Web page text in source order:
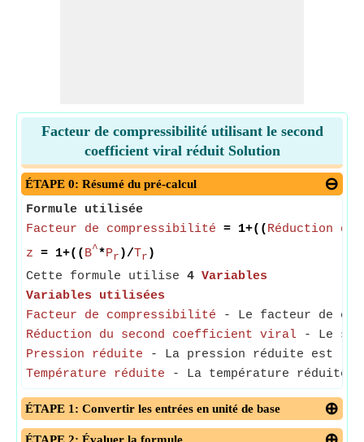
Facteur de compressibilité utilisant le second
coefficient viral réduit Solution
ÉTAPE 0: Résumé du pré-calcul
Formule utilisée
Facteur de compressibilité = 1+(( Réduction
z = 1+(( B^*Pr )/Tr )
Cette formule utilise 4 Variables
Variables utilisées
Facteur de compressibilité - Le facteur de
Réduction du second coefficient viral - Le
Pression réduite - La pression réduite est le
Température réduite - La température réduite
ÉTAPE 1: Convertir les entrées en unité de base